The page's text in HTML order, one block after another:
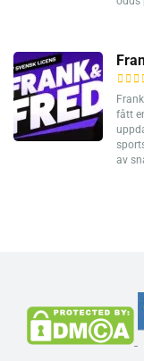
fått
av